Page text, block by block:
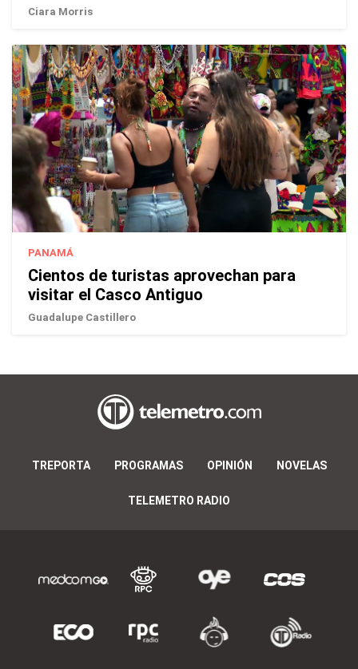
Ciara Morris
PANAMÁ
Cientos de turistas aprovechan para
visitar el Casco Antiguo
Guadalupe Castillero
TREPORTA PROGRAMAS OPINIÓN NOVELAS
TELEMETRO RADIO